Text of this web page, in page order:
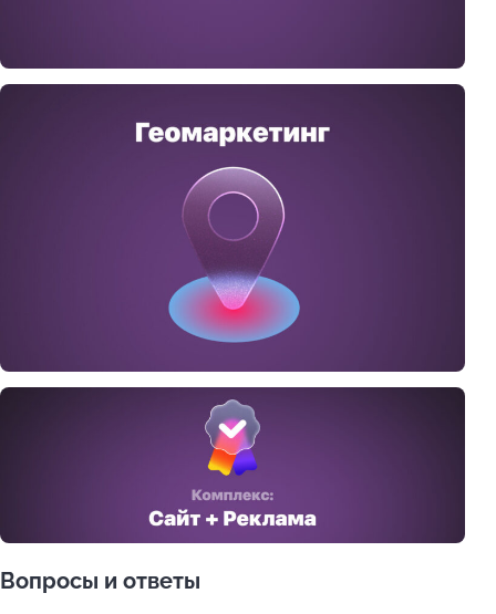
Вопросы и ответы